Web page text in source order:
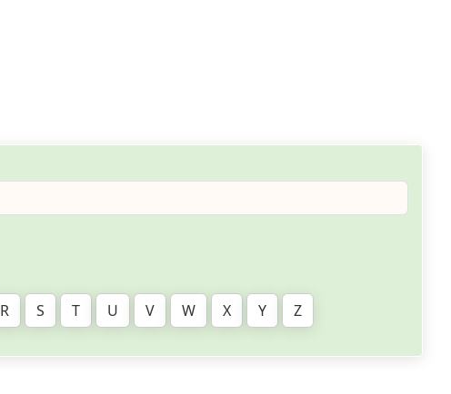
R S T U V W X Y Z